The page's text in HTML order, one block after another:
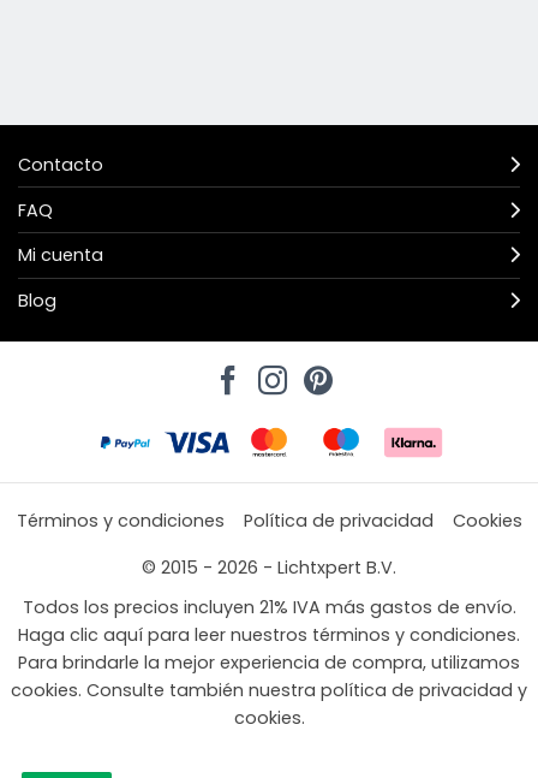
Contacto
FAQ
Mi cuenta
Blog
Términos y condiciones Política de privacidad
Cookies
© 2015 - 2026 - Lichtxpert B.V.
Todos los precios incluyen 21% IVA más gastos de envío.
Haga clic aquí para leer nuestros términos y condiciones.
Para brindarle la mejor experiencia de compra, utilizamos
cookies. Consulte también nuestra política de privacidad y
cookies.